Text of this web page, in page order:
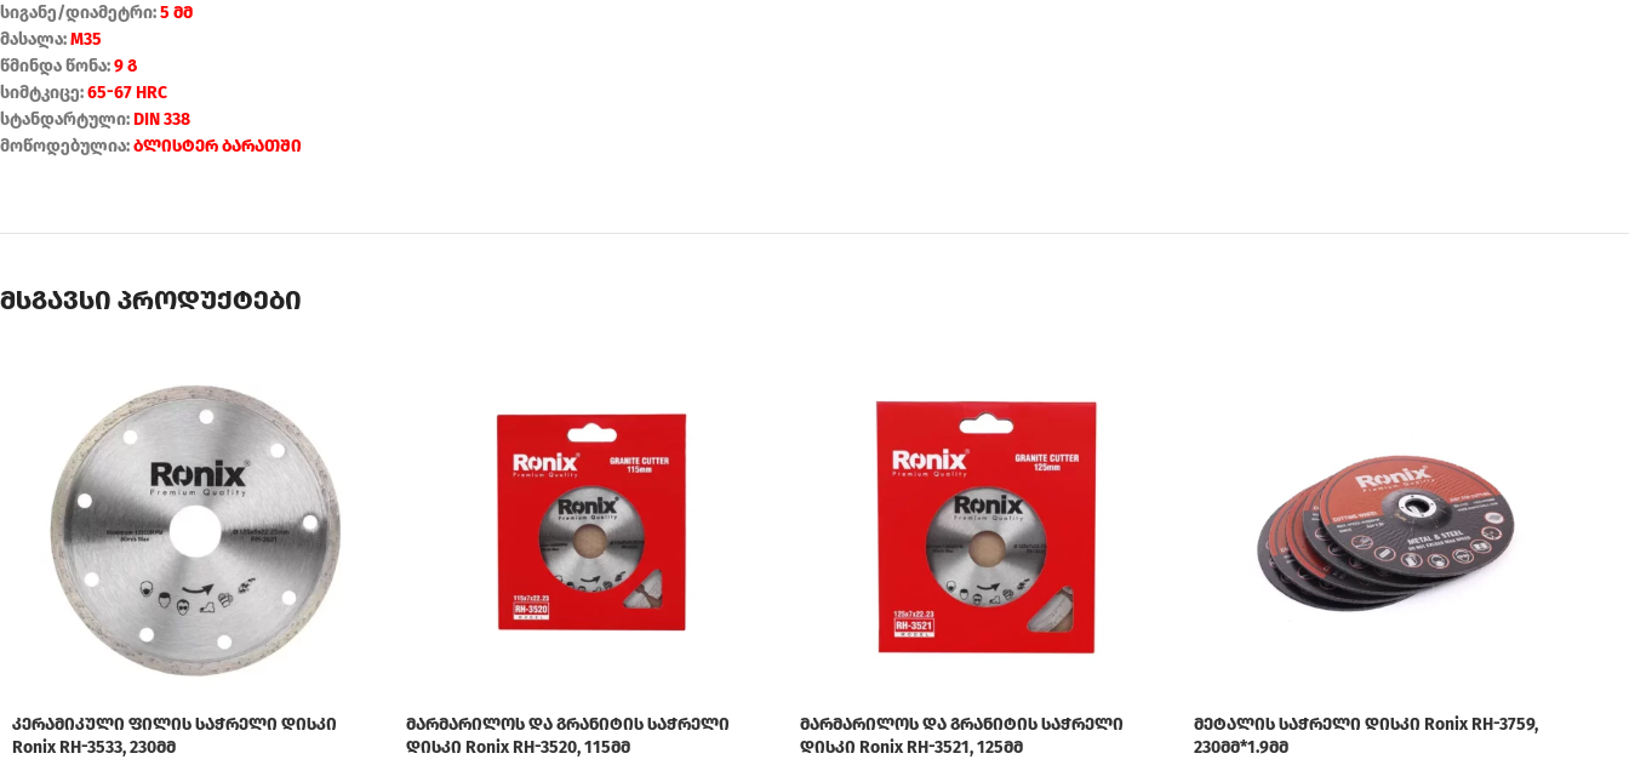
სიგანე/დიამეტრი:5 მმ
მასალა:M35
წმინდა წონა:9 გ
სიმტკიცე:65-67 HRC
სტანდარტული:DIN 338
მოწოდებულია:ბლისტერ ბარათში
მსგავსი პროდუქტები
კერამიკული ფილის საჭრელი დისკი
Ronix RH-3533, 230მმ
მარმარილოს და გრანიტის საჭრელი
დისკი Ronix RH-3520, 115მმ
მარმარილოს და გრანიტის საჭრელი
დისკი Ronix RH-3521, 125მმ
მეტალის საჭრელი დისკი Ronix RH-3759,
230მმ*1.9მმ